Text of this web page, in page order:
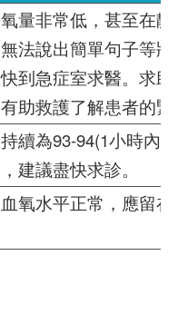
量非常低，甚至在靜
法說出簡單句子等狀
到急症室求醫。求助
助救護了解患者的緊
續為93-94(1小時內重
建議盡快求診。
氧水平正常，應留在